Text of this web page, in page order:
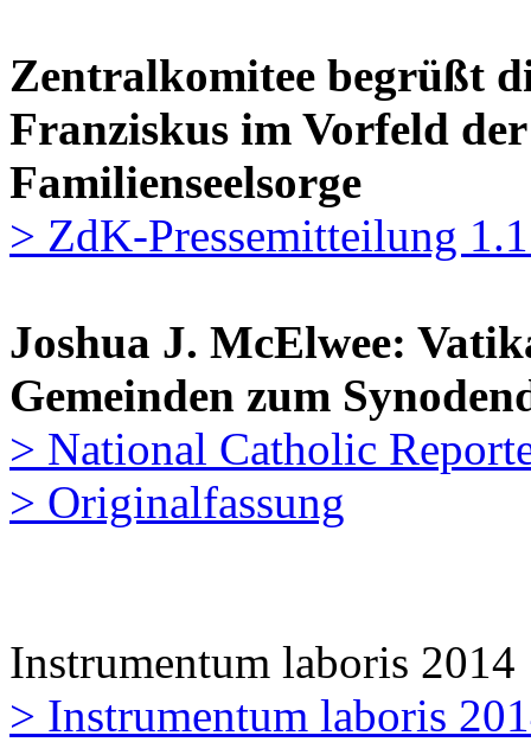
Zentralkomitee begrüßt
Franziskus im Vorfeld
Familienseelsorge
> ZdK-Pressemitteilung
Joshua J. McElwee:
Gemeinden zum
> National Catholic
> Originalfassung
Instrumentum laboris 2014
> Instrumentum laboris